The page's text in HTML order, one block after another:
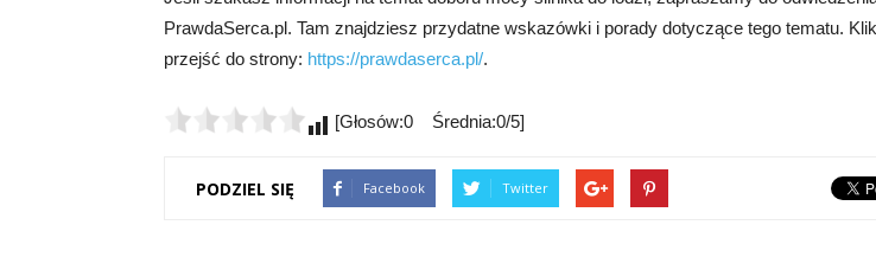
PrawdaSerca.pl. Tam znajdziesz przydatne wskazówki i porady dotyczące tego tematu.
przejść do strony: https://prawdaserca.pl/.
[Głosów:0 Średnia:0/5]
PODZIEL SIĘ Facebook Twitter